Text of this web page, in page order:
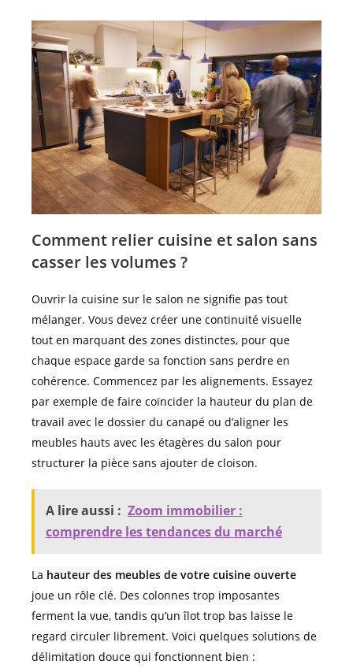
Comment relier cuisine et salon sans
casser les volumes ?
Ouvrir la cuisine sur le salon ne signifie pas tout
mélanger. Vous devez créer une continuité visuelle
tout en marquant des zones distinctes, pour que
chaque espace garde sa fonction sans perdre en
cohérence. Commencez par les alignements. Essayez
par exemple de faire coïncider la hauteur du plan de
travail avec le dossier du canapé ou d’aligner les
meubles hauts avec les étagères du salon pour
structurer la pièce sans ajouter de cloison.
A lire aussi : Zoom immobilier :
comprendre les tendances du marché
La hauteur des meubles de votre cuisine ouverte
joue un rôle clé. Des colonnes trop imposantes
ferment la vue, tandis qu’un îlot trop bas laisse le
regard circuler librement. Voici quelques solutions de
délimitation douce qui fonctionnent bien :